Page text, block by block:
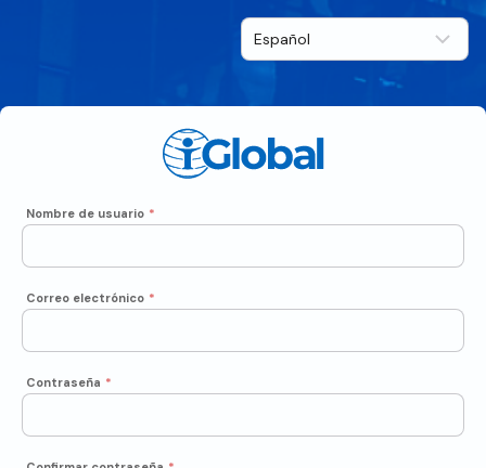
Nombre de usuario *
Correo electrónico *
Contraseña *